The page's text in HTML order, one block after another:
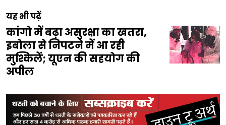
यह भी पढ़ें
कांगो में बढ़ा असुरक्षा का खतरा,
इबोला से निपटने में आ रही
मुश्किलें; यूएन की सहयोग की
अपील